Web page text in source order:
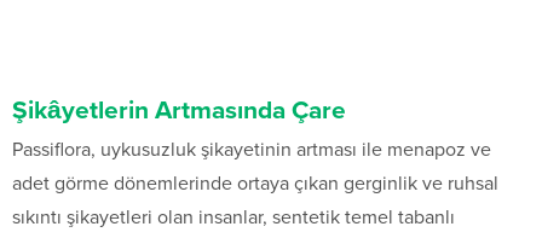
Şikâyetlerin Artmasında Çare
Passiflora, uykusuzluk şikayetinin artması ile menapoz ve
adet görme dönemlerinde ortaya çıkan gerginlik ve ruhsal
sıkıntı şikayetleri olan insanlar, sentetik temel tabanlı